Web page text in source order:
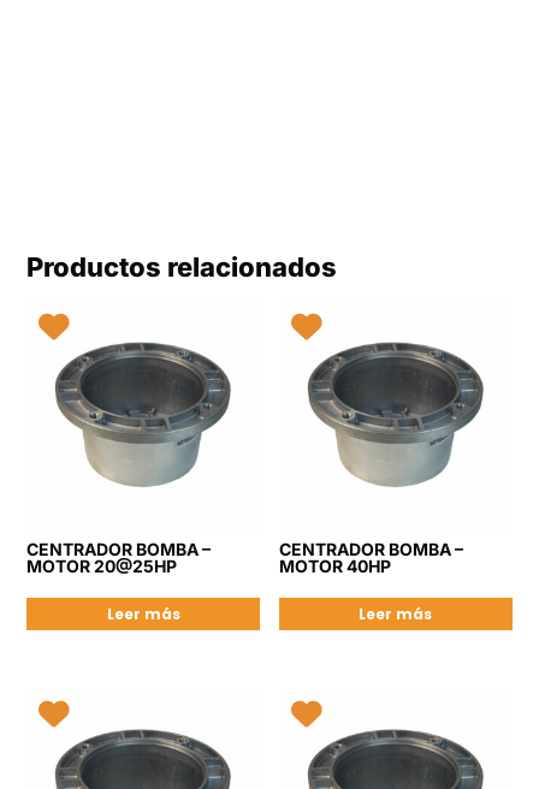
Productos relacionados
CENTRADOR BOMBA –
MOTOR 20@25HP
Leer más
CENTRADOR BOMBA –
MOTOR 40HP
Leer más